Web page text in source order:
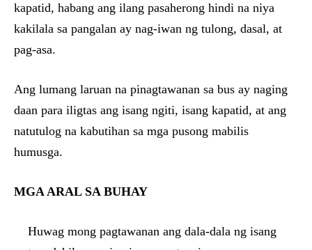
kapatid, habang ang ilang pasaherong hindi na niya
kakilala sa pangalan ay nag-iwan ng tulong, dasal, at
pag-asa.
Ang lumang laruan na pinagtawanan sa bus ay naging
daan para iligtas ang isang ngiti, isang kapatid, at ang
natutulog na kabutihan sa mga pusong mabilis
humusga.
MGA ARAL SA BUHAY
Huwag mong pagtawanan ang dala-dala ng isang